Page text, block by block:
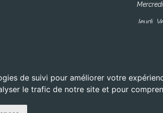
de suivi pour améliorer votre
le trafic de notre site et pour
Jeudi .